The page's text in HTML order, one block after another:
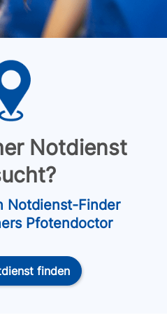
Notdienst
Notdienst-Finder
Pfotendoctor
finden